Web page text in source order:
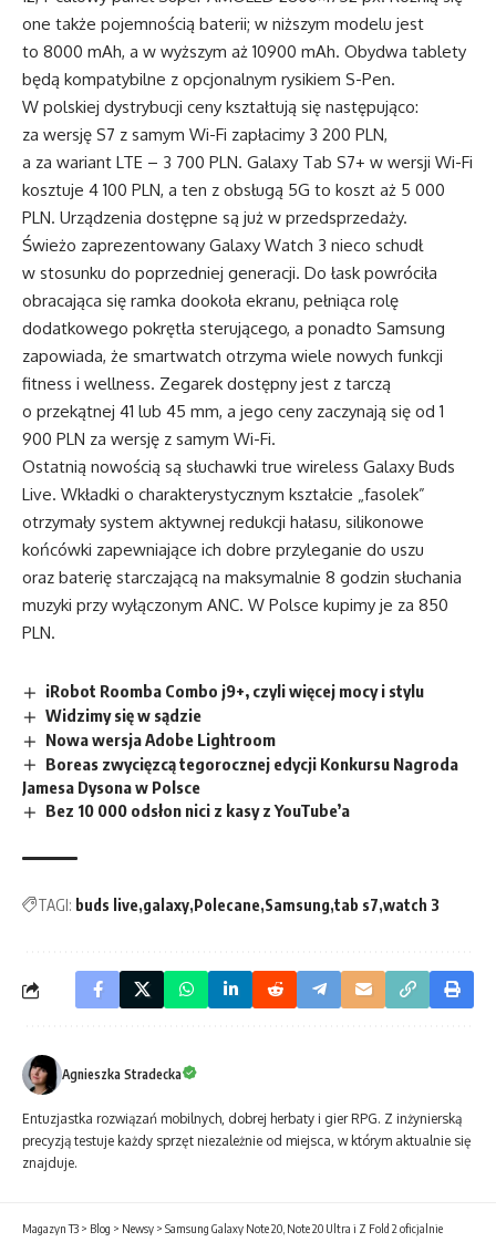
one także pojemnością baterii; w niższym modelu jest
to 8000 mAh, a w wyższym aż 10900 mAh. Obydwa tablety
będą kompatybilne z opcjonalnym rysikiem S-Pen.
W polskiej dystrybucji ceny kształtują się następująco:
za wersję S7 z samym Wi-Fi zapłacimy 3 200 PLN,
a za wariant LTE – 3 700 PLN. Galaxy Tab S7+ w wersji Wi-Fi
kosztuje 4 100 PLN, a ten z obsługą 5G to koszt aż 5 000
PLN. Urządzenia dostępne są już w przedsprzedaży.
Świeżo zaprezentowany Galaxy Watch 3 nieco schudł
w stosunku do poprzedniej generacji. Do łask powróciła
obracająca się ramka dookoła ekranu, pełniąca rolę
dodatkowego pokrętła sterującego, a ponadto Samsung
zapowiada, że smartwatch otrzyma wiele nowych funkcji
fitness i wellness. Zegarek dostępny jest z tarczą
o przekątnej 41 lub 45 mm, a jego ceny zaczynają się od 1
900 PLN za wersję z samym Wi-Fi.
Ostatnią nowością są słuchawki true wireless Galaxy Buds
Live. Wkładki o charakterystycznym kształcie „fasolek”
otrzymały system aktywnej redukcji hałasu, silikonowe
końcówki zapewniające ich dobre przyleganie do uszu
oraz baterię starczającą na maksymalnie 8 godzin słuchania
muzyki przy wyłączonym ANC. W Polsce kupimy je za 850
PLN.
iRobot Roomba Combo j9+, czyli więcej mocy i stylu
Widzimy się w sądzie
Nowa wersja Adobe Lightroom
Boreas zwycięzcą tegorocznej edycji Konkursu Nagroda
Jamesa Dysona w Polsce
Bez 10 000 odsłon nici z kasy z YouTube’a
TAGI: buds live galaxy Polecane Samsung tab s7 watch 3
Agnieszka Stradecka
Entuzjastka rozwiązań mobilnych, dobrej herbaty i gier RPG. Z inżynierską
precyzją testuje każdy sprzęt niezależnie od miejsca, w którym aktualnie się
znajduje.
Magazyn T3 > Blog > Newsy > Samsung Galaxy Note 20, Note 20 Ultra i Z Fold 2 oficjalnie